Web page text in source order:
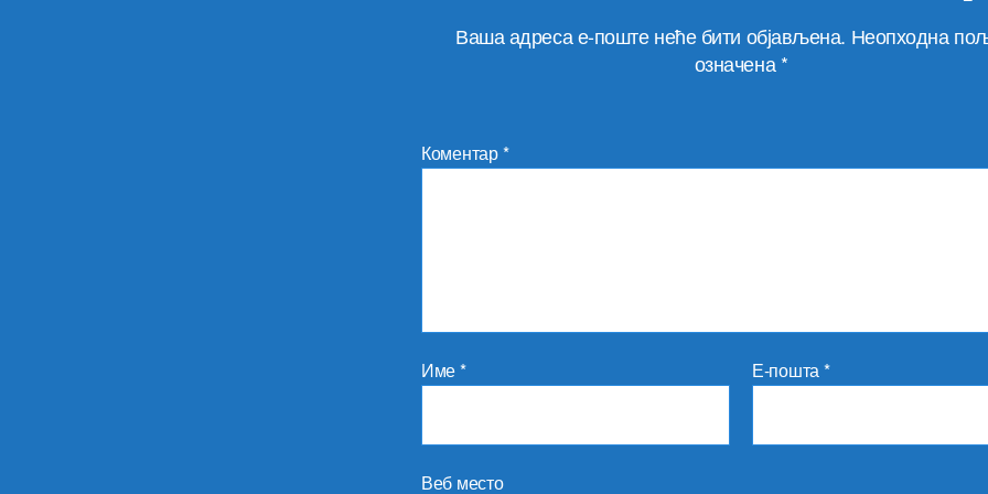
Ваша адреса е-поште неће бити објављена. Неопходна
означена*
Коментар*
Име* Е-пошта*
Веб место